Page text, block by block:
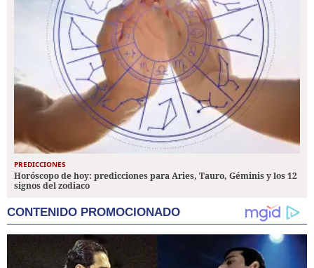
PREDICCIONES
Horóscopo de hoy: predicciones para Aries, Tauro, Géminis y los 12
signos del zodiaco
CONTENIDO PROMOCIONADO